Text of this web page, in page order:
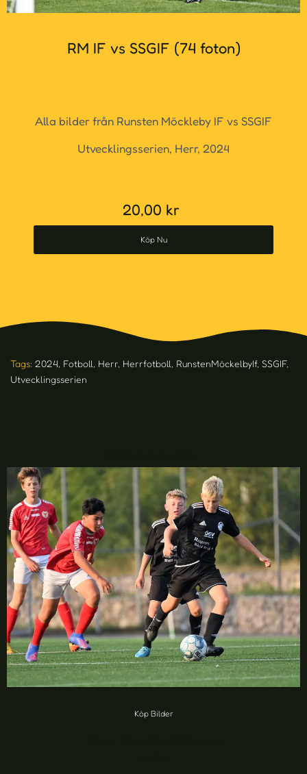
RM IF vs SSGIF (74 foton)
Alla bilder från Runsten Möckleby IF vs SSGIF
Utvecklingsserien, Herr, 2024
20,00 kr
Köp Nu
Tags: 2024, Fotboll, Herr, Herrfotboll, RunstenMöckelbyIf, SSGIF,
Utvecklingsserien
Köp Bilder